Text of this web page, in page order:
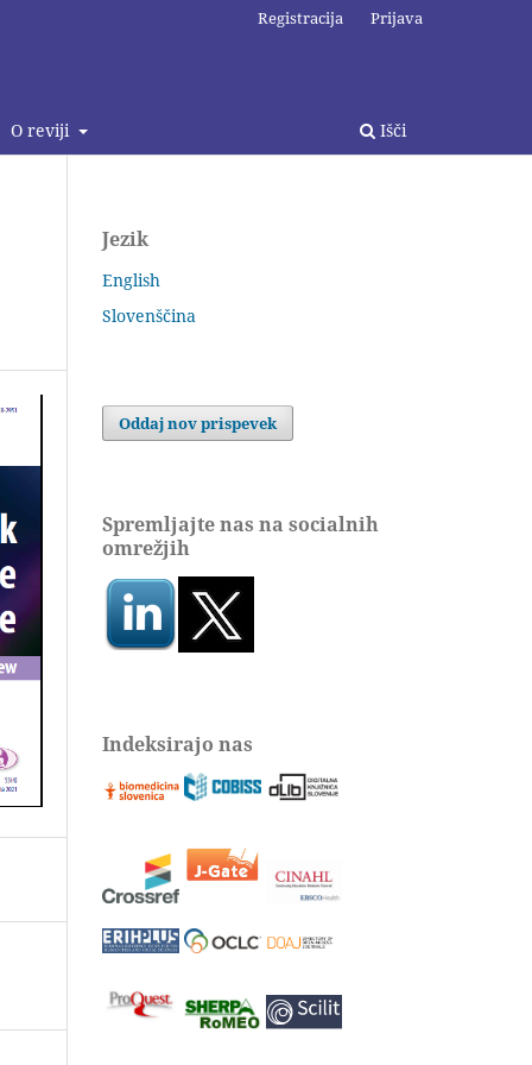
O reviji Išči
Registracija Prijava
Jezik
English
Slovenščina
Oddaj nov prispevek
Spremljajte nas na socialnih
omrežjih
Indeksirajo nas